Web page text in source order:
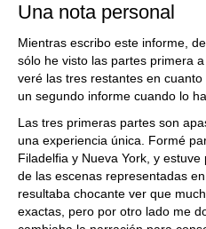
Una nota personal
Mientras escribo este informe,
sólo he visto las partes primera
veré las tres restantes en
un segundo informe cuando lo
Las tres primeras partes son
una experiencia única. Formé
Filadelfia y Nueva York, y
de las escenas representadas
resultaba chocante ver que
exactas, pero por otro lado me